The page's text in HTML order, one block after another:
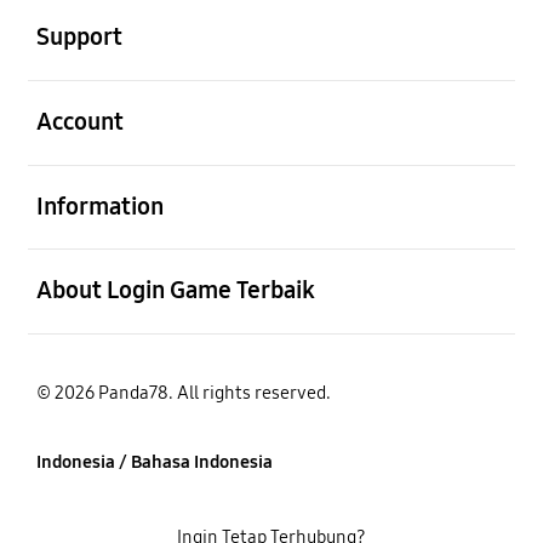
Support
Account
Information
About Login Game Terbaik
© 2026 Panda78. All rights reserved.
Indonesia / Bahasa Indonesia
Ingin Tetap Terhubung?